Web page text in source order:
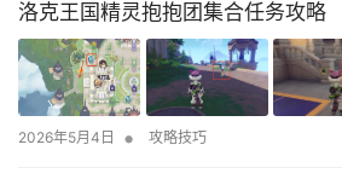
洛克王国精灵抱抱团集合任务攻略
2026年5月4日 • 攻略技巧